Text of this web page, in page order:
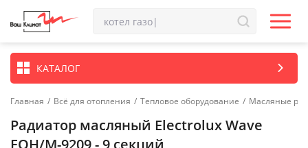
КАТАЛОГ
Главная / Всё для отопления / Тепловое оборудование / Масляные
Радиатор масляный Electrolux Wave
EOH/M-9209 - 9 секций